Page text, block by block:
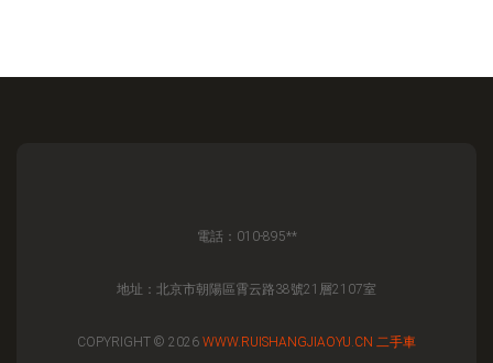
電話：010-895**
地址：北京市朝陽區霄云路38號21層2107室
COPYRIGHT © 2026 WWW.RUISHANGJIAOYU.CN 二手車